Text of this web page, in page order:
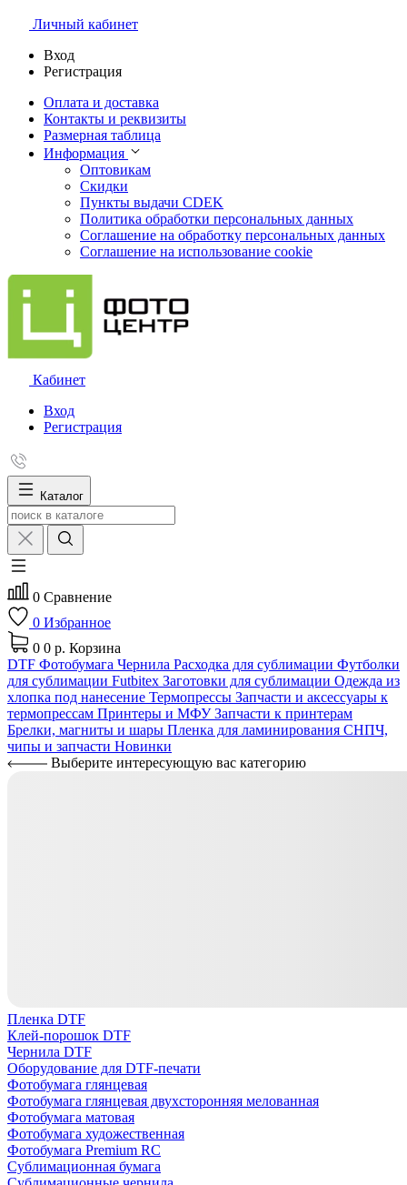
Личный кабинет
Вход
Регистрация
Оплата и доставка
Контакты и реквизиты
Размерная таблица
Информация
Оптовикам
Скидки
Пункты выдачи CDEK
Политика обработки персональных данных
Соглашение на обработку персональных данных
Соглашение на использование cookie
Кабинет
Вход
Регистрация
Каталог
0 Сравнение
0 Избранное
0 0 р. Корзина
DTF Фотобумага Чернила Расходка для сублимации Футболки
для сублимации Futbitex Заготовки для сублимации Одежда из
хлопка под нанесение Термопрессы Запчасти и аксессуары к
термопрессам Принтеры и МФУЗапчасти к принтерам
Брелки, магниты и шары Пленка для ламинирования СНПЧ,
чипы и запчасти Новинки
Выберите интересующую вас категорию
Пленка DTF
Клей-порошок DTF
Чернила DTF
Оборудование для DTF-печати
Фотобумага глянцевая
Фотобумага глянцевая двухсторонняя мелованная
Фотобумага матовая
Фотобумага художественная
Фотобумага Premium RC
Сублимационная бумага